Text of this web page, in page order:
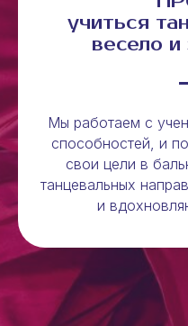
учиться
весело
Мы работаем с
способностей, и
свои цели в
танцевальных
и